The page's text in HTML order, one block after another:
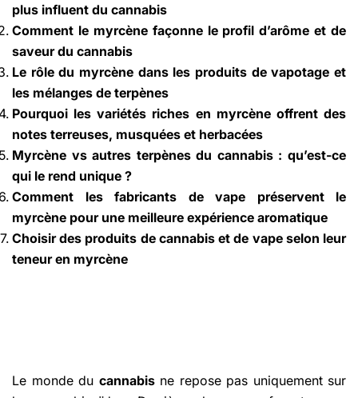
plus influent du cannabis
Comment le myrcène façonne le profil d’arôme et de
saveur du cannabis
Le rôle du myrcène dans les produits de vapotage et
les mélanges de terpènes
Pourquoi les variétés riches en myrcène offrent des
notes terreuses, musquées et herbacées
Myrcène vs autres terpènes du cannabis : qu’est-ce
qui le rend unique ?
Comment les fabricants de vape préservent le
myrcène pour une meilleure expérience aromatique
Choisir des produits de cannabis et de vape selon leur
teneur en myrcène
Le monde du cannabisne repose pas uniquement sur